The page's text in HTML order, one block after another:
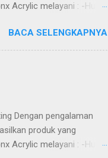
Acrylic melayani : -Huruf
-Jasa Potong Metal
Whiteboard, dll) -DLL
Kompetitif -Custom
BACA SELENGKAPNYA
Dengan pengalaman
produk yang
Acrylic melayani : -Huruf